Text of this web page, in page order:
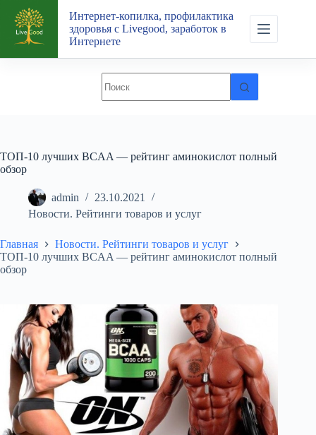
Перейти
сути
Интернет-копилка, профилактика
здоровья с Livegood, заработок в
Интернете
ТОП-10 лучших BCAA — рейтинг аминокислот полный
обзор
admin
23.10.2021
Новости. Рейтинги товаров и услуг
Главная
Новости. Рейтинги товаров и услуг
ТОП-10 лучших BCAA — рейтинг аминокислот полный
обзор